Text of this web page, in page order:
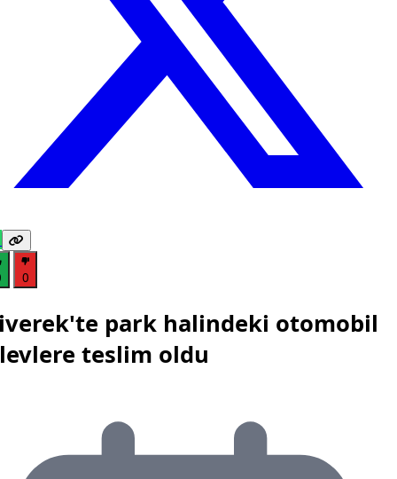
0
park halindeki otomobil
teslim oldu